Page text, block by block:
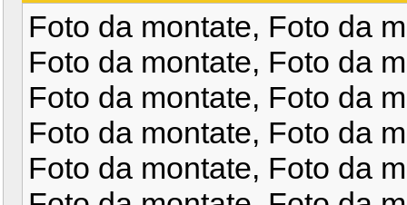
Foto da montate, Foto da
Foto da montate, Foto da
Foto da montate, Foto da
Foto da montate, Foto da
Foto da montate, Foto da